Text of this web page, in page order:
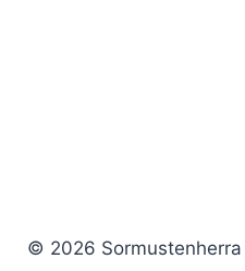
© 2026